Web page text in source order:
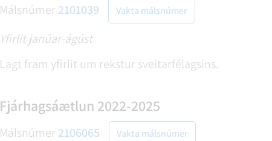
Málsnúmer2101039 Vakta málsnúmer
Yfirlit janúar-ágúst
Lagt fram yfirlit um rekstur sveitarfélagsins.
Fjárhagsáætlun 2022-2025
Málsnúmer2106065 Vakta málsnúmer